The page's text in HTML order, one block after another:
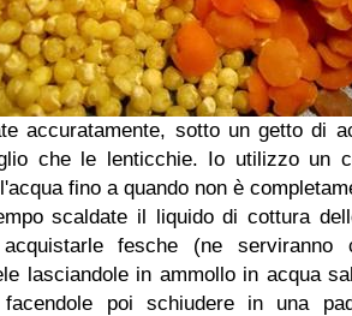
accuratamente, sotto un getto di
che le lenticchie. Io utilizzo un
fino a quando non è
scaldate il liquido di cottura
fesche (ne serviranno
lasciandole in ammollo in acqua
poi schiudere in una